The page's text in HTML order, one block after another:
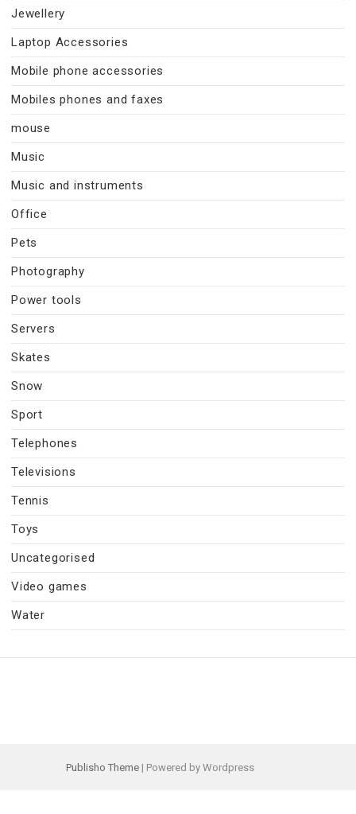
Jewellery
Laptop Accessories
Mobile phone accessories
Mobiles phones and faxes
mouse
Music
Music and instruments
Office
Pets
Photography
Power tools
Servers
Skates
Snow
Sport
Telephones
Televisions
Tennis
Toys
Uncategorised
Video games
Water
Publisho Theme | Powered by Wordpress